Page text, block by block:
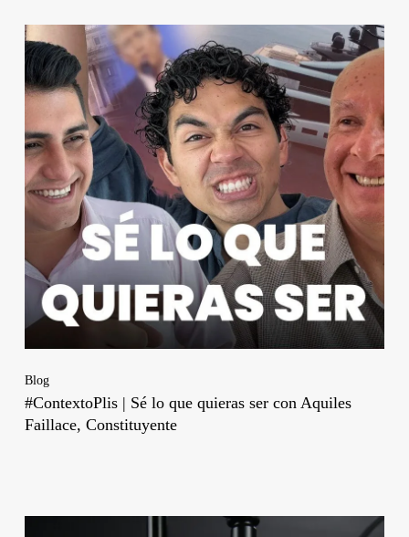
Blog
#ContextoPlis | Sé lo que quieras ser con Aquiles
Faillace, Constituyente